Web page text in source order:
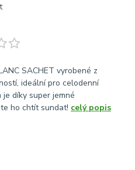
SACHET vyrobené z
ideální pro celodenní
je díky super jemné
ho chtít sundat! celý popis